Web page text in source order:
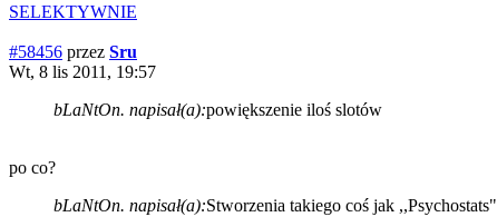
SELEKTYWNIE
#58456 przez Sru
Wt, 8 lis 2011, 19:57
bLaNtOn. napisał(a):powiększenie iloś slotów
po co?
bLaNtOn. napisał(a):Stworzenia takiego coś jak ,,Psychostats"